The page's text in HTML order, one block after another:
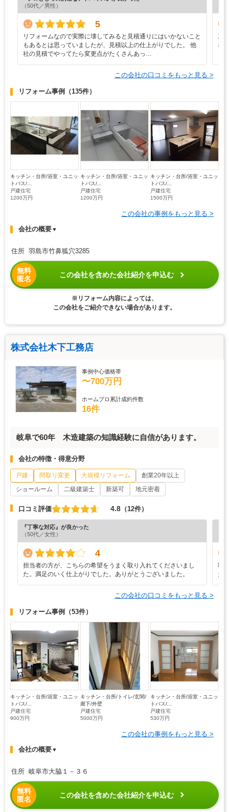
（50代／男性）
5
リフォームなので実際に壊してみると見積通りにはいかないこと
もあるとは思っていましたが、見積以上の仕上がりでした。 他
社の見積でやってたら変更点がたくさんあっ…
工
な
この会社の口コミをもっと見る >
リフォーム事例 （135件）
キッチン・台所/浴室・ユニッ
トバス/...
戸建住宅
1200万円
キッチン・台所/浴室・ユニッ
トバス/...
戸建住宅
1200万円
キッチン・台所/浴室・ユニッ
トバス/...
戸建住宅
1500万円
この会社の事例をもっと見る >
会社の概要▼
住所 羽島市竹鼻狐穴3285
無料
匿名
この会社を含めた会社紹介を申込む
※リフォーム内容によっては、
この会社をご紹介できない場合があります。
株式会社木下工務店
事例中心価格帯
〜700万円
ホームプロ累計成約件数
16件
岐阜で60年 木造建築の知識経験に自信があります。
会社の特徴・得意分野
戸建 間取り変更 大規模リフォーム
創業20年以上
ショールーム
二級建築士 新築可 地元密着
口コミ評価 4.8 （12件）
『丁寧な対応』が良かった
（50代／女性）
4
担当者の方が、こちらの希望をうまく取り入れてくださいまし
た。満足のいく仕上がりでした。ありがとうございました。
職
た
この会社の口コミをもっと見る >
リフォーム事例 （53件）
キッチン・台所/浴室・ユニッ
トバス/...
戸建住宅
900万円
キッチン・台所/トイレ/玄関/
廊下/外壁
戸建住宅
5000万円
キッチン・台所/浴室・ユニッ
トバス/...
戸建住宅
530万円
この会社の事例をもっと見る >
会社の概要▼
住所 岐阜市大脇１－３６
無料
匿名
この会社を含めた会社紹介を申込む